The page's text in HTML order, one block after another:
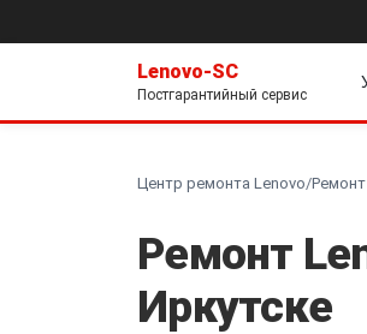
Lenovo-SC
Постгарантийный сервис
Центр ремонта Lenovo/
Ремонт
Иркутске